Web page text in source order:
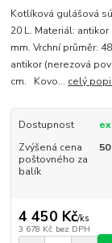
Kotlíková gulášová
20 L. Materiál:
mm. Vrchní průměr:
antikor (nerezová
cm. Kovo... celý
Dostupnost
Zvýšená cena
poštovného za
balík
4 450 Kč/ks
3 678 Kč bez DPH